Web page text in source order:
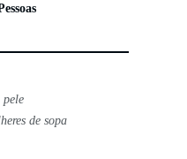
pele
de sopa